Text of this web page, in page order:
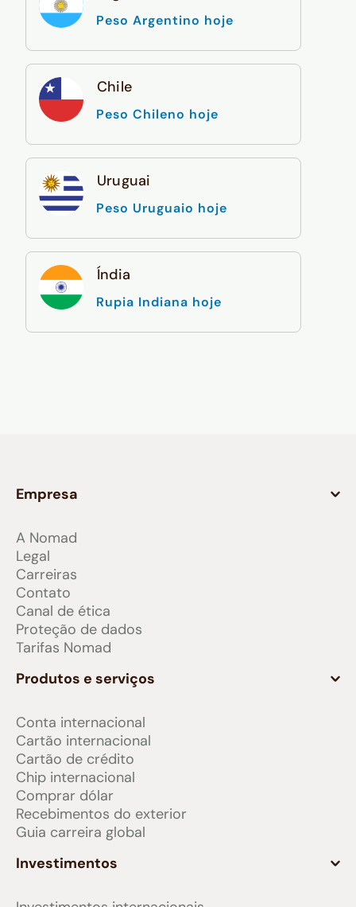
Peso Argentino hoje
Chile
Peso Chileno hoje
Uruguai
Peso Uruguaio hoje
Índia
Rupia Indiana hoje
Empresa
A Nomad
Legal
Carreiras
Contato
Canal de ética
Proteção de dados
Tarifas Nomad
Produtos e serviços
Conta internacional
Cartão internacional
Cartão de crédito
Chip internacional
Comprar dólar
Recebimentos do exterior
Guia carreira global
Investimentos